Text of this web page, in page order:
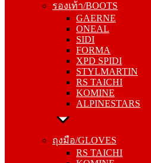
รองเท้า/BOOTS
GAERNE
ONEAL
SIDI
FORMA
XPD SPIDI
STYLMARTIN
RS TAICHI
KOMINE
ALPINESTARS
ถุงมือ/GLOVES
RS TAICHI
ONEAL
SIDI
FORMA
XPD SPIDI
STYLMARTIN
RS TAICHI
KOMINE
ALPINESTARS
ถุงมือ/GLOVES
KOMINE
ALPINESTARS